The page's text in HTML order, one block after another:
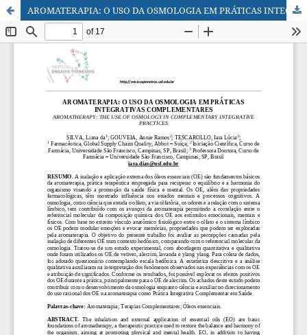
AROMATERAPIA: O USO DA OSMOLOGIA EM PRÁTICAS INTEGRATIVAS COMPLEMENTARES